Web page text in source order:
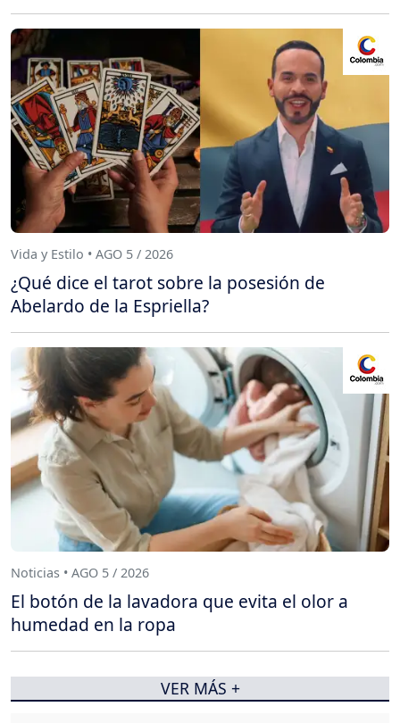
Vida y Estilo • AGO 5 / 2026
¿Qué dice el tarot sobre la posesión de
Abelardo de la Espriella?
Noticias • AGO 5 / 2026
El botón de la lavadora que evita el olor a
humedad en la ropa
VER MÁS +